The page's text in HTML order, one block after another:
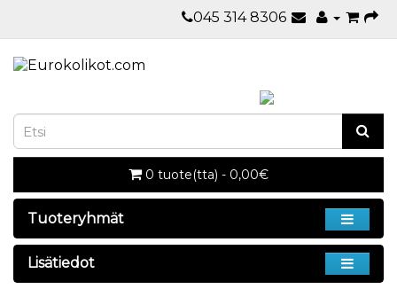
045 314 8306
0 tuote(tta) - 0,00€
Tuoteryhmät
Lisätiedot